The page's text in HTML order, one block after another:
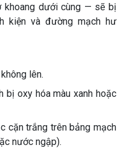
khoang dưới cùng — sẽ bị
kiện và đường mạch hư
lên.
bị oxy hóa màu xanh hoặc
cặn trắng trên bảng mạch
nước ngập).